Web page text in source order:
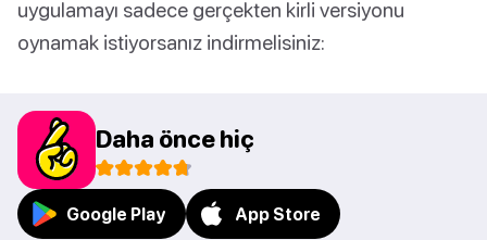
uygulamayı sadece gerçekten kirli versiyonu
oynamak istiyorsanız indirmelisiniz:
Daha önce hiç
Google Play App Store